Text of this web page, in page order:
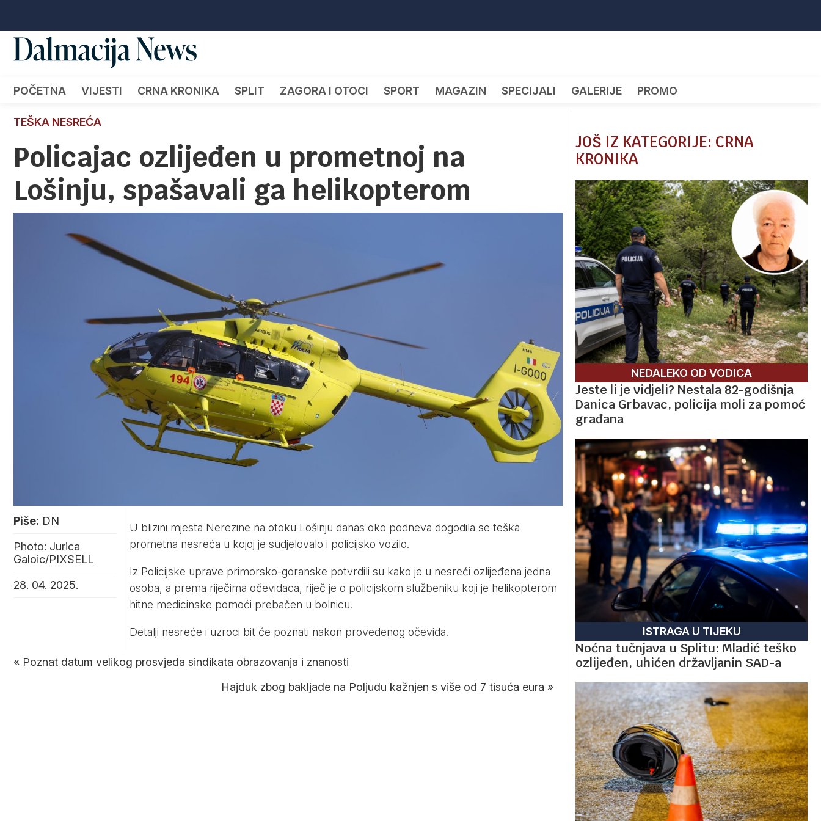
POČETNA VIJESTI CRNA KRONIKA SPLIT ZAGORA I OTOCI SPORT MAGAZIN SPECIJALI GALERIJE PROMO
TEŠKA NESREĆA
Policajac ozlijeđen u prometnoj na
Lošinju, spašavali ga helikopterom
Piše: DN
Photo: Jurica
Galoic/PIXSELL
28. 04. 2025.
U blizini mjesta Nerezine na otoku Lošinju danas oko podneva dogodila se teška
prometna nesreća u kojoj je sudjelovalo i policijsko vozilo.
Iz Policijske uprave primorsko-goranske potvrdili su kako je u nesreći ozlijeđena jedna
osoba, a prema riječima očevidaca, riječ je o policijskom službeniku koji je helikopterom
hitne medicinske pomoći prebačen u bolnicu.
Detalji nesreće i uzroci bit će poznati nakon provedenog očevida.
« Poznat datum velikog prosvjeda sindikata obrazovanja i znanosti
Hajduk zbog bakljade na Poljudu kažnjen s više od 7 tisuća eura »
JOŠ IZ KATEGORIJE: CRNA
KRONIKA
NEDALEKO OD VODICA
Jeste li je vidjeli? Nestala 82-godišnja
Danica Grbavac, policija moli za pomoć
građana
ISTRAGA U TIJEKU
Noćna tučnjava u Splitu: Mladić teško
ozlijeđen, uhićen državljanin SAD-a